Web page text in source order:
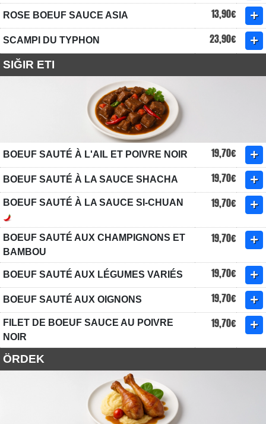
ROSE BOEUF SAUCE ASIA 13,90€
SCAMPI DU TYPHON 23,90€
SIĞIR ETI
BOEUF SAUTÉ À L'AIL ET POIVRE NOIR 19,70€
BOEUF SAUTÉ À LA SAUCE SHACHA 19,70€
BOEUF SAUTÉ À LA SAUCE SI-CHUAN 19,70€
BOEUF SAUTÉ AUX CHAMPIGNONS ET
BAMBOU
19,70€
BOEUF SAUTÉ AUX LÉGUMES VARIÉS 19,70€
BOEUF SAUTÉ AUX OIGNONS 19,70€
FILET DE BOEUF SAUCE AU POIVRE
NOIR
19,70€
ÖRDEK